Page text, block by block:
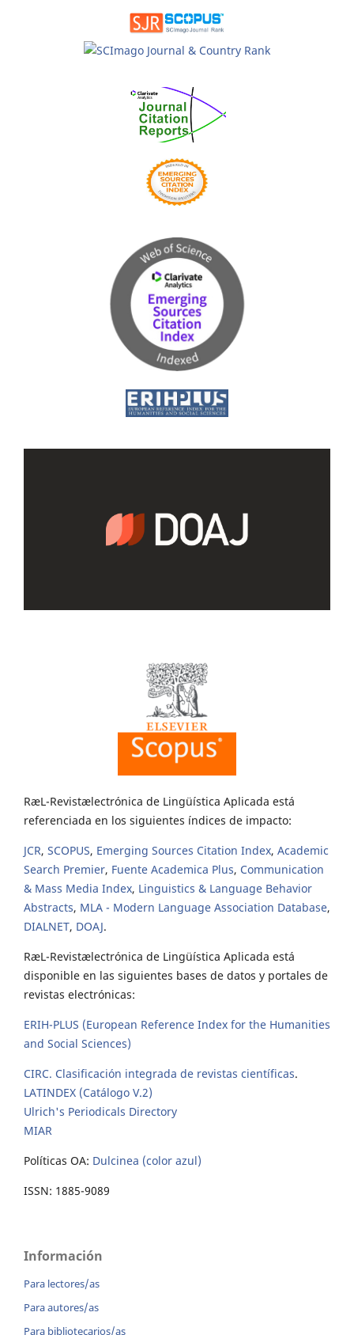
RæL-Revistælectrónica de Lingüística Aplicada está
referenciada en los siguientes índices de impacto:
JCR, SCOPUS, Emerging Sources Citation Index, Academic
Search Premier, Fuente Academica Plus, Communication
& Mass Media Index, Linguistics & Language Behavior
Abstracts, MLA - Modern Language Association Database,
DIALNET, DOAJ.
RæL-Revistælectrónica de Lingüística Aplicada está
disponible en las siguientes bases de datos y portales de
revistas electrónicas:
ERIH-PLUS (European Reference Index for the Humanities
and Social Sciences)
CIRC. Clasificación integrada de revistas científicas.
LATINDEX (Catálogo V.2)
Ulrich's Periodicals Directory
MIAR
Políticas OA: Dulcinea (color azul)
ISSN: 1885-9089
Información
Para lectores/as
Para autores/as
Para bibliotecarios/as